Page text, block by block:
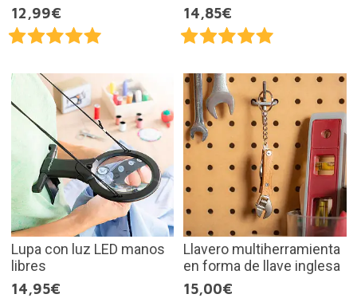
12,99€
14,85€
Lupa con luz LED manos
libres
14,95€
Llavero multiherramienta
en forma de llave inglesa
15,00€